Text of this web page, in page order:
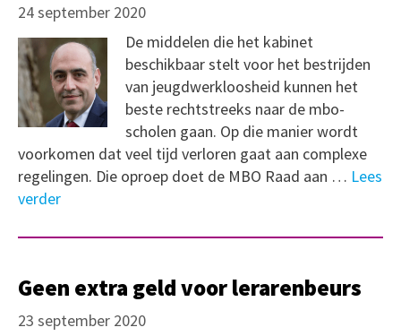
24 september 2020
De middelen die het kabinet
beschikbaar stelt voor het bestrijden
van jeugdwerkloosheid kunnen het
beste rechtstreeks naar de mbo-
scholen gaan. Op die manier wordt
voorkomen dat veel tijd verloren gaat aan complexe
regelingen. Die oproep doet de MBO Raad aan … Lees
verder
Geen extra geld voor lerarenbeurs
23 september 2020